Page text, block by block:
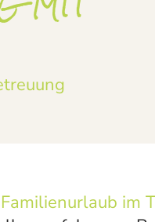
Familienurlaub im